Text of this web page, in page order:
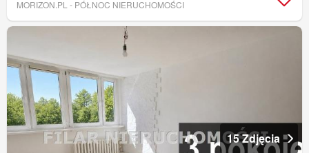
MORIZON.PL - PÓŁNOC NIERUCHOMOŚCI
15 Zdjęcia